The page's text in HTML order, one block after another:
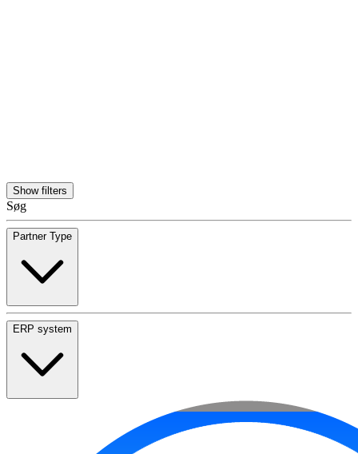
Show filters
Søg
Partner Type
ERP system